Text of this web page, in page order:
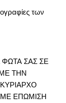
των
ΦΩΤΑ ΣΑΣ ΣΕ
ΤΗΝ
ΕΠΩΜΙΣΗ